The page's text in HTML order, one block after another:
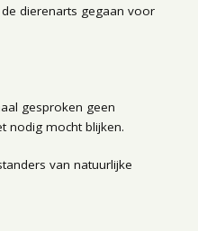
dierenarts gegaan voor
gesproken geen
nodig mocht blijken.
van natuurlijke